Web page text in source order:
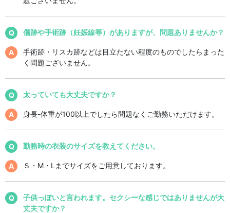
傷跡や手術跡（妊娠線等）がありますが、問題ありませんか？
手術跡・リスカ跡などは目立たない程度のものでしたらまった
く問題ございません。
太っていても大丈夫ですか？
身長-体重が100以上でしたら問題なくご勤務いただけます。
勤務時の衣装のサイズを教えてください。
Ｓ・M・Lまでサイズをご用意しております。
子供っぽいと言われます。セクシーな感じではありませんが大
丈夫ですか？